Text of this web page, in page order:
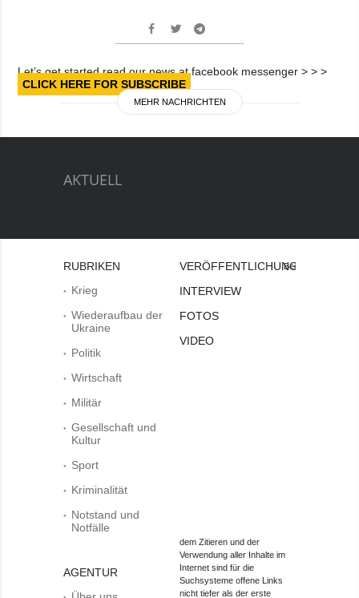
Let’s get started read our news at facebook messenger > > >
CLICK HERE FOR SUBSCRIBE
MEHR NACHRICHTEN
AKTUELL
RUBRIKEN
Krieg
Wiederaufbau der
Ukraine
Politik
Wirtschaft
Militär
Gesellschaft und
Kultur
Sport
Kriminalität
Notstand und
Notfälle
AGENTUR
VERÖFFENTLICHUNGEN
INTERVIEW
FOTOS
VIDEO
Bei
dem Zitieren und der
Verwendung aller Inhalte im
Internet sind für die
Suchsysteme offene Links
nicht tiefer als der erste